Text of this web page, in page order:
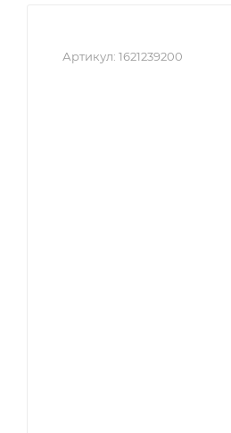
Артикул: 1621239200